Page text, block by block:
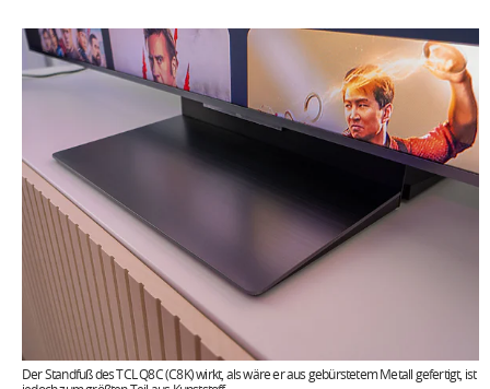
Der Standfuß des TCL Q8C (C8K) wirkt, als wäre er aus gebürstetem Metall gefertigt, ist